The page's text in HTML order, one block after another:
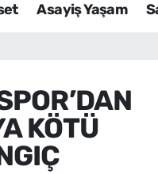
Asayiş Yaşam
KÖTÜ